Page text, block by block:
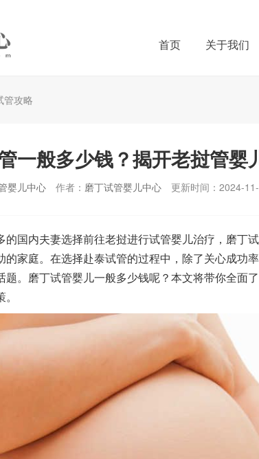
首页 关于我们
管攻略
一般多少钱？揭开老挝管婴
婴儿中心 作者： 磨丁试管婴儿中心 更新时间：2024-
的国内夫妻选择前往老挝进行试管婴儿治疗，磨丁
的家庭。在选择赴泰试管的过程中，除了关心成功
题。磨丁试管婴儿一般多少钱呢？本文将带你全面